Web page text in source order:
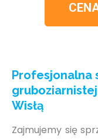
Profesjonalna
Wisłą
Zajmujemy się